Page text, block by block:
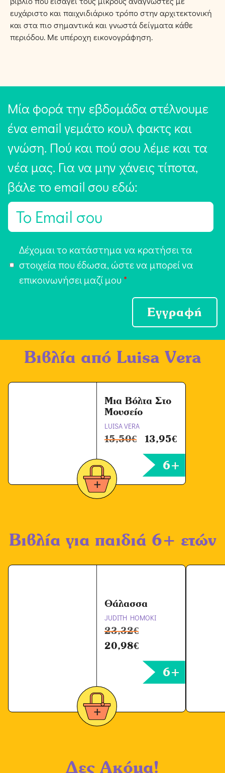
ευχάριστο και παιχνιδιάρικο τρόπο στην αρχιτεκτονική
και στα πιο σημαντικά και γνωστά δείγματα κάθε
περιόδου. Με υπέροχη εικονογράφηση.
Μία φορά την εβδομάδα στέλνουμε
ένα email γεμάτο κουλ φακτς και
γνώση. Πού και πού σου λέμε και τα
νέα μας. Για να μην χάνεις τίποτα,
βάλε το email σου εδώ:
E
π
ή
ω
Δέχομαι το κατάστημα να κρατήσει τα
στοιχεία που έδωσα, ώστε να μπορεί να
επικοινωνήσει μαζί μου *
Εγγραφή
Βιβλία από Luisa Vera
Μια Βόλτα Στο
Μουσείο
LUISA VERA
15,50€ 13,95€
6+
Βιβλία για παιδιά 6+ ετών
Θάλασσα
JUDITH HOMOKI
23,32€
20,98€
6+
Δες Ακόμα!